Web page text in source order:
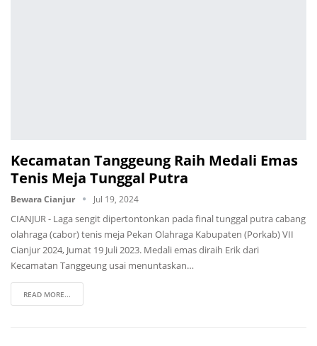
Kecamatan Tanggeung Raih Medali Emas
Tenis Meja Tunggal Putra
Bewara Cianjur Jul 19, 2024
CIANJUR - Laga sengit dipertontonkan pada final tunggal putra cabang
olahraga (cabor) tenis meja Pekan Olahraga Kabupaten (Porkab) VII
Cianjur 2024, Jumat 19 Juli 2023. Medali emas diraih Erik dari
Kecamatan Tanggeung usai menuntaskan…
READ MORE...